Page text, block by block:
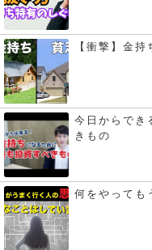
【衝撃】金
今日からでき
きもの
何をやっても